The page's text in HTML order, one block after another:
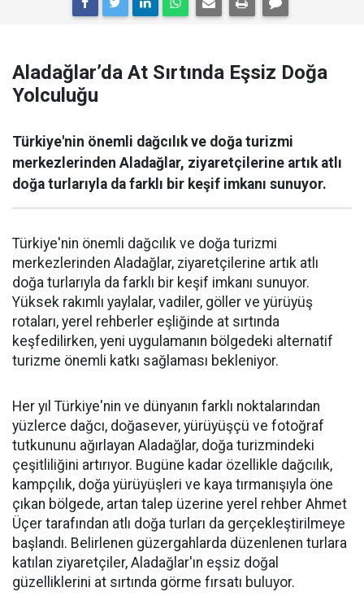
Aladağlar’da At Sırtında Eşsiz Doğa
Yolculuğu
Türkiye'nin önemli dağcılık ve doğa turizmi
merkezlerinden Aladağlar, ziyaretçilerine artık atlı
doğa turlarıyla da farklı bir keşif imkanı sunuyor.
Türkiye'nin önemli dağcılık ve doğa turizmi
merkezlerinden Aladağlar, ziyaretçilerine artık atlı
doğa turlarıyla da farklı bir keşif imkanı sunuyor.
Yüksek rakımlı yaylalar, vadiler, göller ve yürüyüş
rotaları, yerel rehberler eşliğinde at sırtında
keşfedilirken, yeni uygulamanın bölgedeki alternatif
turizme önemli katkı sağlaması bekleniyor.
Her yıl Türkiye'nin ve dünyanın farklı noktalarından
yüzlerce dağcı, doğasever, yürüyüşçü ve fotoğraf
tutkununu ağırlayan Aladağlar, doğa turizmindeki
çeşitliliğini artırıyor. Bugüne kadar özellikle dağcılık,
kampçılık, doğa yürüyüşleri ve kaya tırmanışıyla öne
çıkan bölgede, artan talep üzerine yerel rehber Ahmet
Üçer tarafından atlı doğa turları da gerçekleştirilmeye
başlandı. Belirlenen güzergahlarda düzenlenen turlara
katılan ziyaretçiler, Aladağlar'ın eşsiz doğal
güzelliklerini at sırtında görme fırsatı buluyor.